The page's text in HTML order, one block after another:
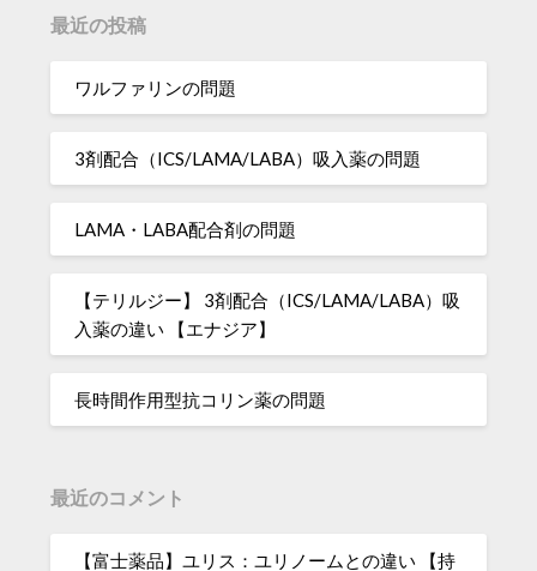
最近の投稿
ワルファリンの問題
3剤配合（ICS/LAMA/LABA）吸入薬の問題
LAMA・LABA配合剤の問題
【テリルジー】 3剤配合（ICS/LAMA/LABA）吸
入薬の違い 【エナジア】
長時間作用型抗コリン薬の問題
最近のコメント
【富士薬品】ユリス：ユリノームとの違い 【持